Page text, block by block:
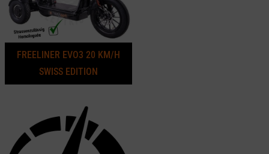
FREELINER EVO3 20 KM/H
SWISS EDITION